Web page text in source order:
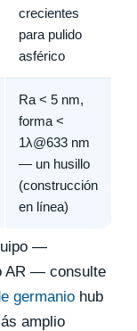
crecientes
para pulido
asférico
Ra < 5 nm,
forma <
1λ@633 nm
— un husillo
(construcción
en línea)
—
AR — consulte
germanio hub
amplio